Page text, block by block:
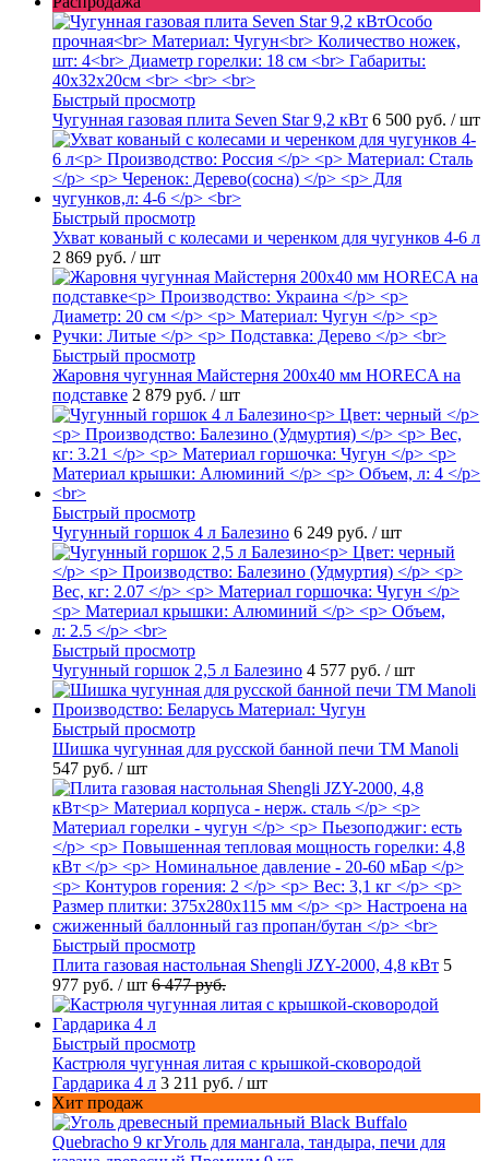
Быстрый просмотр
Чугунная газовая плита Seven Star 9,2 кВт 6 500 руб. / шт
Быстрый просмотр
Ухват кованый с колесами и черенком для чугунков 4-6 л
2 869 руб. / шт
Быстрый просмотр
Жаровня чугунная Майстерня 200х40 мм HORECA на
подставке 2 879 руб. / шт
Быстрый просмотр
Чугунный горшок 4 л Балезино 6 249 руб. / шт
Быстрый просмотр
Чугунный горшок 2,5 л Балезино 4 577 руб. / шт
Быстрый просмотр
Шишка чугунная для русской банной печи ТМ Manoli
547 руб. / шт
Быстрый просмотр
Плита газовая настольная Shengli JZY-2000, 4,8 кВт 5
977 руб. / шт 6 477 руб.
Быстрый просмотр
Кастрюля чугунная литая с крышкой-сковородой
Гардарика 4 л 3 211 руб. / шт
Хит продаж